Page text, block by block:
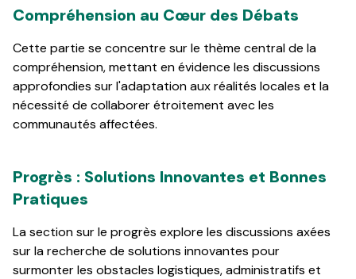
Compréhension au Cœur des Débats
Cette partie se concentre sur le thème central de la
compréhension, mettant en évidence les discussions
approfondies sur l'adaptation aux réalités locales et la
nécessité de collaborer étroitement avec les
communautés affectées.
Progrès : Solutions Innovantes et Bonnes
Pratiques
La section sur le progrès explore les discussions axées
sur la recherche de solutions innovantes pour
surmonter les obstacles logistiques, administratifs et